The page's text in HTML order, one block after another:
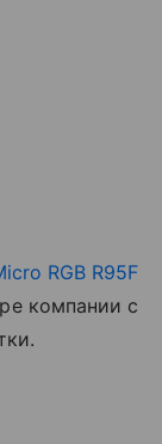
RGB R95F
компании с